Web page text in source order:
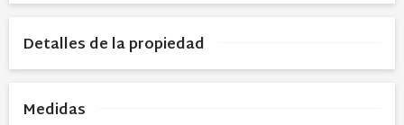
Detalles de la propiedad
Medidas